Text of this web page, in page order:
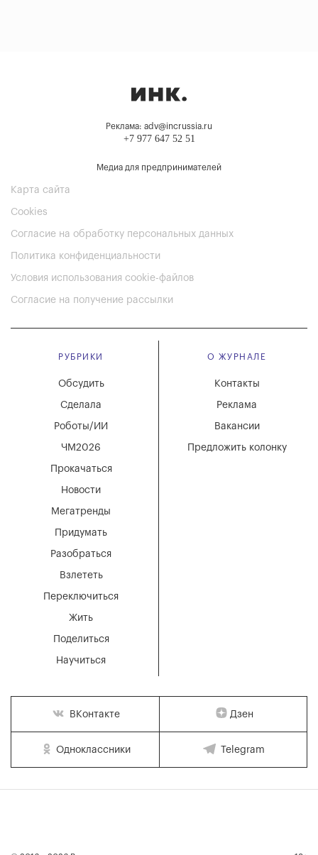
Реклама: adv@incrussia.ru
+7 977 647 52 51
Медиа для предпринимателей
Карта сайта
Cookies
Согласие на обработку персональных данных
Политика конфиденциальности
Условия использования cookie-файлов
Согласие на получение рассылки
РУБРИКИ
Мегатренды
Придумать
Разобраться
Взлететь
Новости
Переключиться
Жить
Поделиться
Научиться
Обсудить
Сделала
Роботы/ИИ
ЧМ2026
Прокачаться
О ЖУРНАЛЕ
Вакансии
Реклама
Контакты
Предложить колонку
ВКонтакте Дзен
Одноклассники Telegram